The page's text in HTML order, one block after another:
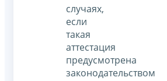
случаях,
если
такая
аттестация
предусмотрена
законодательством